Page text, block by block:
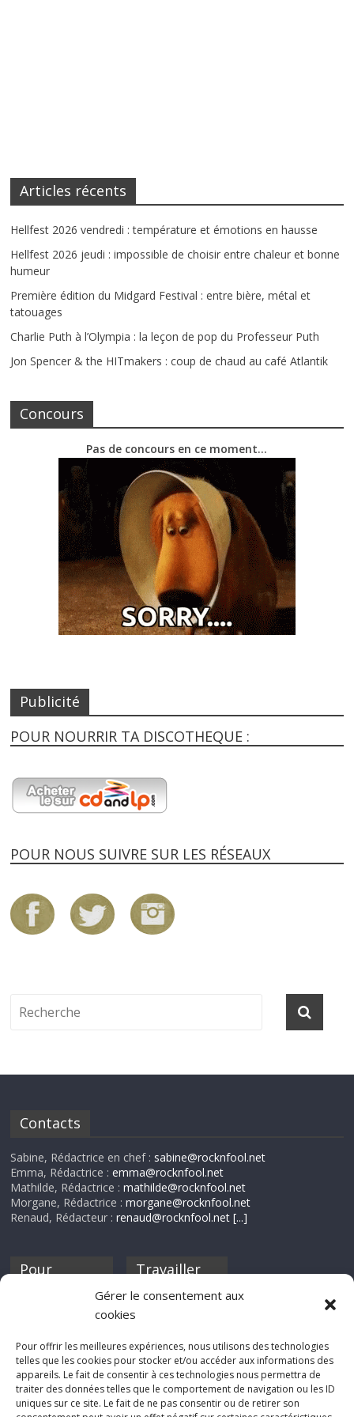
Gérer le consentement aux
cookies
Pour offrir les meilleures expériences, nous utilisons des technologies
telles que les cookies pour stocker et/ou accéder aux informations des
appareils. Le fait de consentir à ces technologies nous permettra de
traiter des données telles que le comportement de navigation ou les ID
uniques sur ce site. Le fait de ne pas consentir ou de retirer son
Articles récents
Hellfest 2026 vendredi : température et émotions en hausse
Hellfest 2026 jeudi : impossible de choisir entre chaleur et bonne
humeur
Première édition du Midgard Festival : entre bière, métal et
tatouages
Charlie Puth à l’Olympia : la leçon de pop du Professeur Puth
Jon Spencer & the HITmakers : coup de chaud au café Atlantik
Concours
Pas de concours en ce moment…
Publicité
POUR NOURRIR TA DISCOTHEQUE :
POUR NOUS SUIVRE SUR LES RÉSEAUX
Contacts
Sabine, Rédactrice en chef : sabine@rocknfool.net
Emma, Rédactrice :emma@rocknfool.net
Mathilde, Rédactrice :mathilde@rocknfool.net
Morgane, Rédactrice :morgane@rocknfool.net
Renaud, Rédacteur :renaud@rocknfool.net [...]
Pour
discothèque
Travailler
Si tu souhaites
Rocknfool, n'hésite
pas à nous envoyer
tes chroniques de
concerts, de films,
séries ou des billets